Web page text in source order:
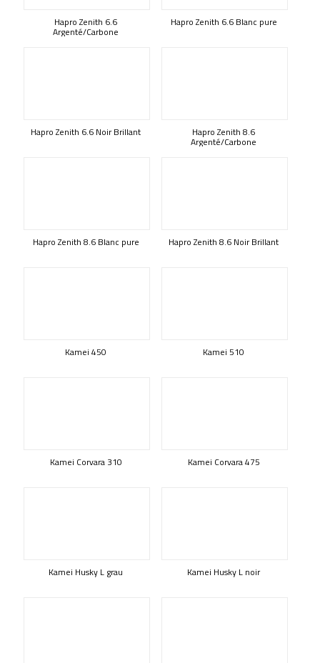
Hapro Zenith 6.6
Argenté/Carbone
Hapro Zenith 6.6 Blanc pure
Hapro Zenith 6.6 Noir Brillant Hapro Zenith 8.6
Argenté/Carbone
Hapro Zenith 8.6 Blanc pure Hapro Zenith 8.6 Noir Brillant
Kamei 450 Kamei 510
Kamei Corvara 310 Kamei Corvara 475
Kamei Husky L grau Kamei Husky L noir